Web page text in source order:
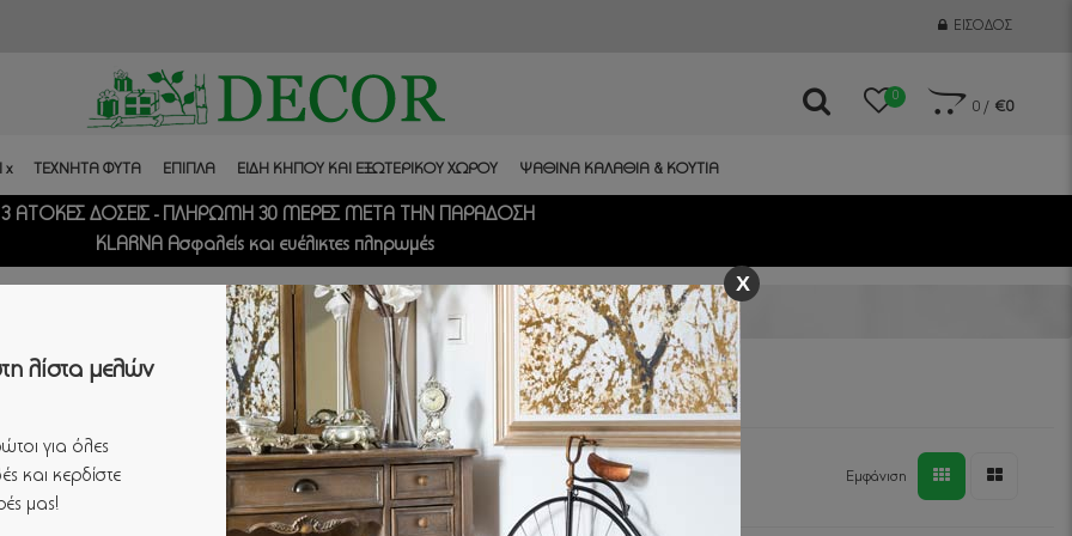
ΕΊΣΟΔΟΣ
0
0/ €0
x ΤΕΧΝΗΤΑ ΦΥΤΑ ΕΠΙΠΛΑ ΕΙΔΗ ΚΗΠΟΥ ΚΑΙ ΕΞΩΤΕΡΙΚΟΥ ΧΩΡΟΥ ΨΑΘΙΝΑ ΚΑΛΑΘΙΑ & ΚΟΥΤΙΑ
3 ΑΤΟΚΕΣ ΔΟΣΕΙΣ - ΠΛΗΡΩΜΗ 30 ΜΕΡΕΣ ΜΕΤΑ ΤΗΝ ΠΑΡΑΔΟΣΗ
KLARNA Ασφαλείς και ευέλικτες πληρωμές
Εμφάνιση
X
λίστα μελών
για όλες
και κερδίστε
μας!